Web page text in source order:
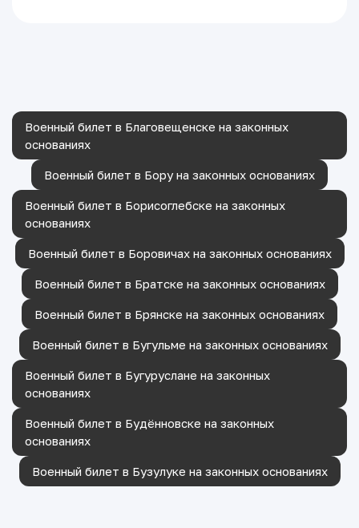
Военный билет в Благовещенске на законных
основаниях
Военный билет в Бору на законных основаниях
Военный билет в Борисоглебске на законных
основаниях
Военный билет в Боровичах на законных основаниях
Военный билет в Братске на законных основаниях
Военный билет в Брянске на законных основаниях
Военный билет в Бугульме на законных основаниях
Военный билет в Бугуруслане на законных
основаниях
Военный билет в Будённовске на законных
основаниях
Военный билет в Бузулуке на законных основаниях